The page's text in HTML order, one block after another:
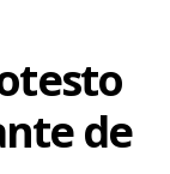
de